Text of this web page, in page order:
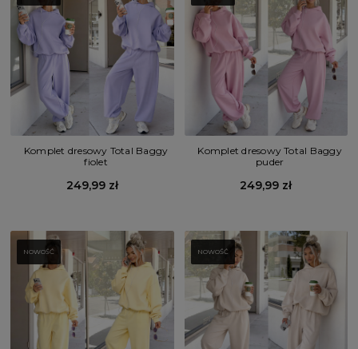
Komplet dresowy Total Baggy
fiolet
249,99 zł
Komplet dresowy Total Baggy
puder
249,99 zł
NOWOŚĆ NOWOŚĆ